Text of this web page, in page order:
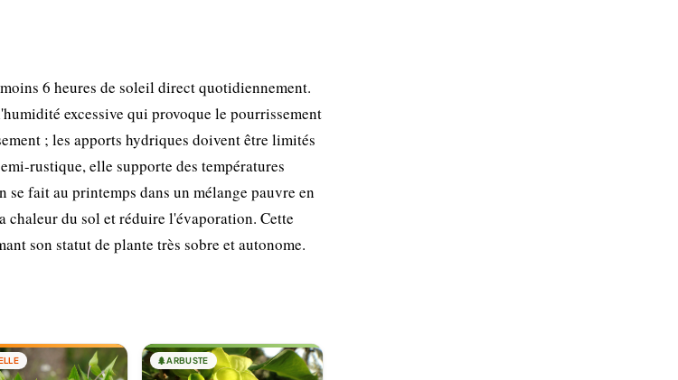
6 heures de soleil direct quotidiennement.
excessive qui provoque le pourrissement
; les apports hydriques doivent être limités
rustique, elle supporte des températures
fait au printemps dans un mélange pauvre en
du sol et réduire l'évaporation. Cette
son statut de plante très sobre et autonome.
🌲ARBUSTE